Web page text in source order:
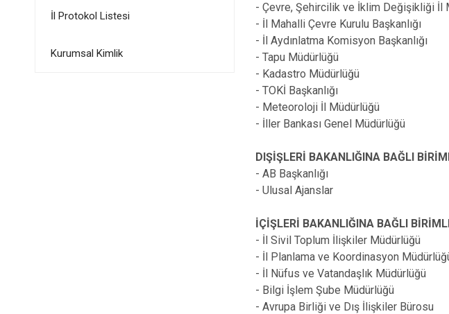
İl Protokol Listesi
Kurumsal Kimlik
- Çevre, Şehircilik ve İklim Değişikliği İl
- İl Mahalli Çevre Kurulu Başkanlığı
- İl Aydınlatma Komisyon Başkanlığı
- Tapu Müdürlüğü
- Kadastro Müdürlüğü
- TOKİ Başkanlığı
- Meteoroloji İl Müdürlüğü
- İller Bankası Genel Müdürlüğü
DIŞİŞLERİ BAKANLIĞINA BAĞLI
- AB Başkanlığı
- Ulusal Ajanslar
İÇİŞLERİ BAKANLIĞINA BAĞLI
- İl Sivil Toplum İlişkiler Müdürlüğü
- İl Planlama ve Koordinasyon
- İl Nüfus ve Vatandaşlık Müdürlüğü
- Bilgi İşlem Şube Müdürlüğü
- Avrupa Birliği ve Dış İlişkiler Bürosu